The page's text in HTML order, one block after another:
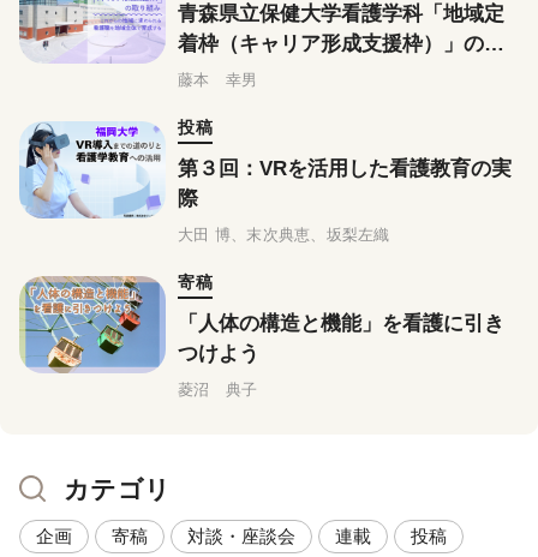
青森県立保健大学看護学科「地域定
着枠（キャリア形成支援枠）」の取
り組み
藤本 幸男
投稿
第３回：VRを活用した看護教育の実
際
大田 博、末次典恵、坂梨左織
寄稿
「人体の構造と機能」を看護に引き
つけよう
菱沼 典子
カテゴリ
企画 寄稿 対談・座談会 連載
投稿